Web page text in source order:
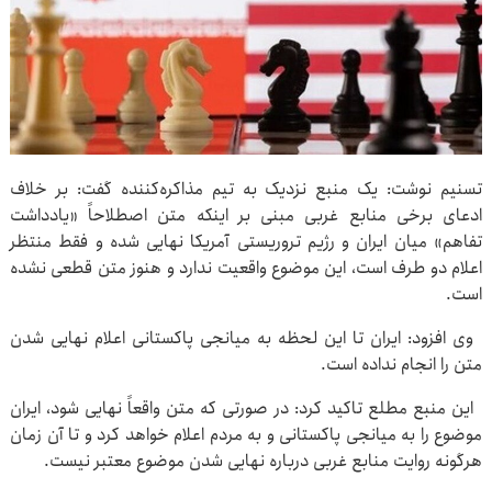
تسنیم نوشت: یک منبع نزدیک به تیم مذاکره‌کننده گفت: بر خلاف
ادعای برخی منابع غربی مبنی بر اینکه متن اصطلاحاً «یادداشت
تفاهم» میان ایران و رژیم تروریستی آمریکا نهایی شده و فقط منتظر
اعلام دو طرف است، این موضوع واقعیت ندارد و هنوز متن قطعی نشده
است.
وی افزود: ایران تا این لحظه به میانجی پاکستانی اعلام نهایی شدن
متن را انجام نداده است.
این منبع مطلع تاکید کرد: در صورتی که متن واقعاً نهایی شود، ایران
موضوع را به میانجی ‌پاکستانی و به مردم اعلام خواهد کرد و تا آن زمان
هرگونه روایت منابع غربی درباره نهایی شدن موضوع معتبر نیست.